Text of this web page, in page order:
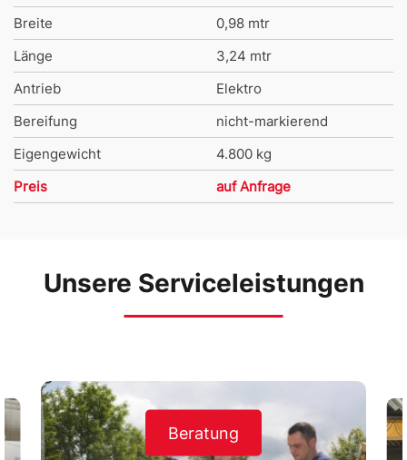
Breite
0,98 mtr
Länge
3,24 mtr
Antrieb
Elektro
Bereifung
nicht-markierend
Eigengewicht
4.800 kg
Preis
auf Anfrage
Unsere Serviceleistungen
Beratung